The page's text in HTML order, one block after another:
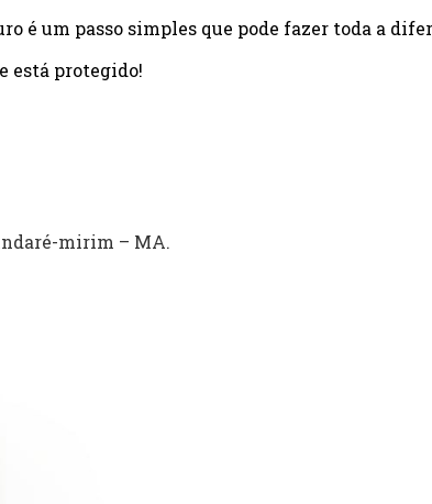
é um passo simples que pode fazer toda a
está protegido!
mirim – MA.